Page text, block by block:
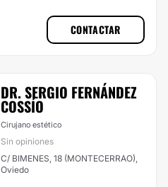
CONTACTAR
DR. SERGIO FERNÁNDEZ
COSSÍ­O
Cirujano estético
Sin opiniones
C/ BIMENES, 18 (MONTECERRAO),
Oviedo